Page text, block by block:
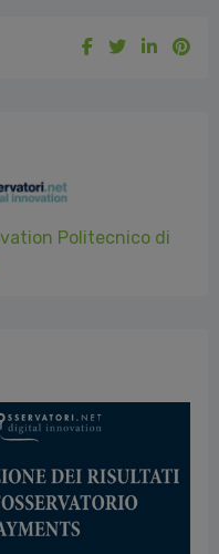
Politecnico di